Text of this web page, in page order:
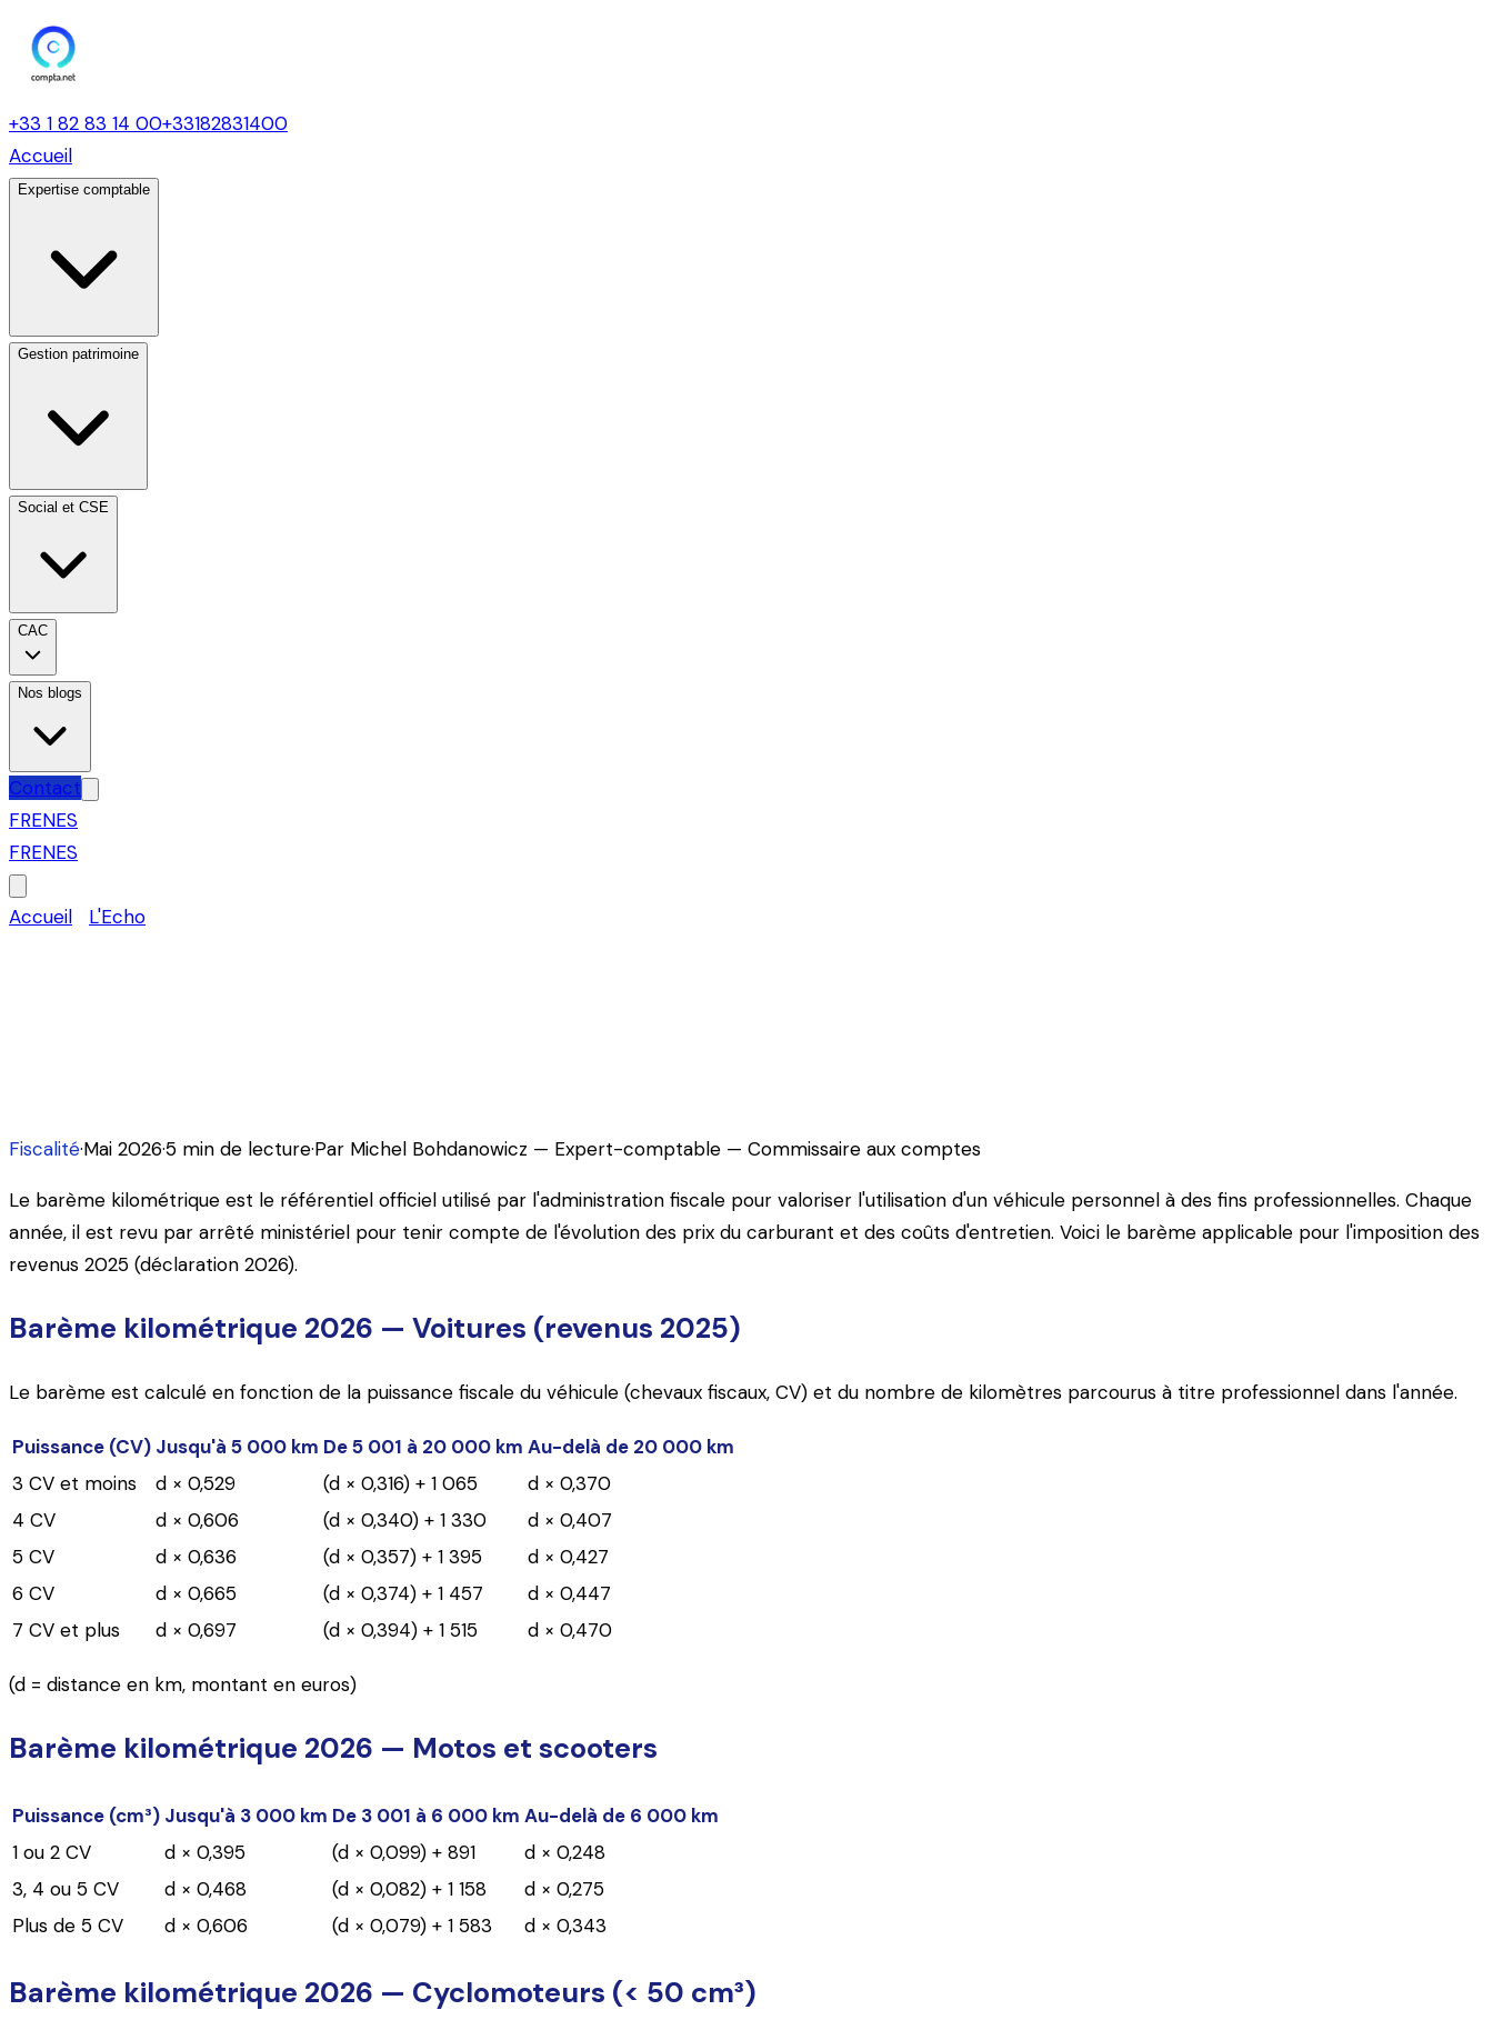
+33 1 82 83 14 00+33182831400
Accueil
Expertise comptable
Gestion patrimoine
Social et CSE
CAC
Nos blogs
Contact
FRENES
FRENES
Accueil L'Echo
Fiscalité·Mai 2026·5 min de lecture·Par Michel Bohdanowicz — Expert-comptable — Commissaire aux comptes
Le barème kilométrique est le référentiel officiel utilisé par l'administration fiscale pour valoriser l'utilisation d'un véhicule personnel à des fins professionnelles. Chaque
année, il est revu par arrêté ministériel pour tenir compte de l'évolution des prix du carburant et des coûts d'entretien. Voici le barème applicable pour l'imposition des
revenus 2025 (déclaration 2026).
Barème kilométrique 2026 — Voitures (revenus 2025)
Le barème est calculé en fonction de la puissance fiscale du véhicule (chevaux fiscaux, CV) et du nombre de kilomètres parcourus à titre professionnel dans l'année.
Puissance (CV) Jusqu'à 5 000 km De 5 001 à 20 000 km Au-delà de 20 000 km
3 CV et moins
d × 0,529 (d × 0,316) + 1 065
d × 0,370
4 CV
d × 0,606 (d × 0,340) + 1 330
d × 0,407
5 CV
d × 0,636 (d × 0,357) + 1 395
d × 0,427
6 CV
d × 0,665 (d × 0,374) + 1 457
d × 0,447
7 CV et plus
d × 0,697 (d × 0,394) + 1 515 d × 0,470
(d = distance en km, montant en euros)
Barème kilométrique 2026 — Motos et scooters
Puissance (cm³) Jusqu'à 3 000 km De 3 001 à 6 000 km Au-delà de 6 000 km
1 ou 2 CV
d × 0,395 (d × 0,099) + 891
d × 0,248
3, 4 ou 5 CV
d × 0,468 (d × 0,082) + 1 158
d × 0,275
Plus de 5 CV
d × 0,606 (d × 0,079) + 1 583 d × 0,343
Barème kilométrique 2026 — Cyclomoteurs (< 50 cm³)